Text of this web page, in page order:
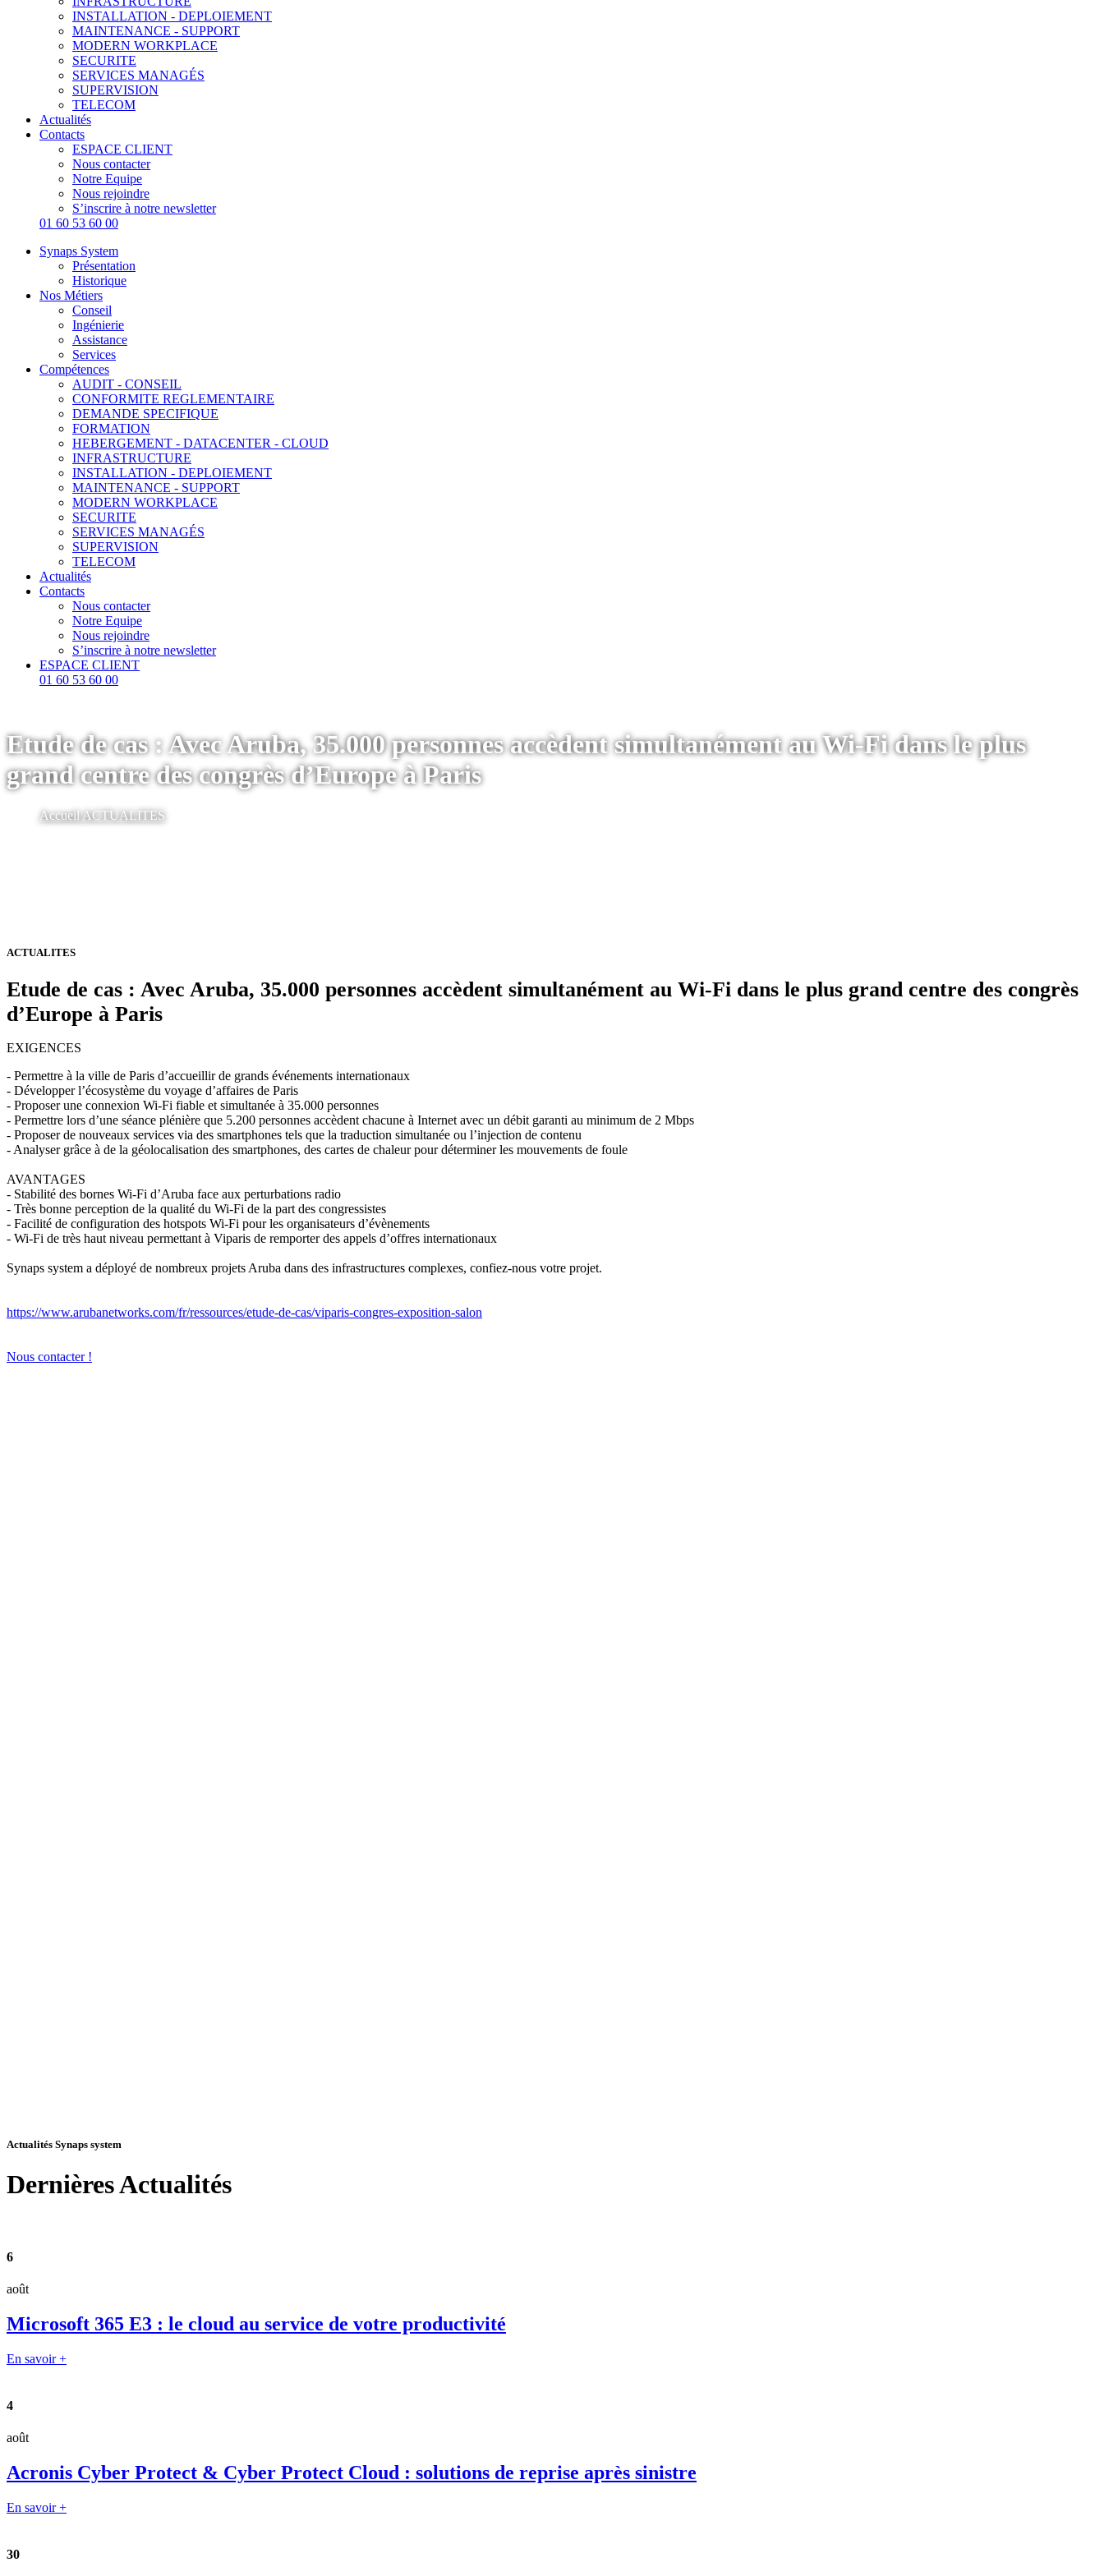
INSTALLATION - DEPLOIEMENT
MAINTENANCE - SUPPORT
MODERN WORKPLACE
SECURITE
SERVICES MANAGÉS
SUPERVISION
TELECOM
Actualités
Contacts
ESPACE CLIENT
Nous contacter
Notre Equipe
Nous rejoindre
S’inscrire à notre newsletter
01 60 53 60 00
Synaps System
Présentation
Historique
Nos Métiers
Conseil
Ingénierie
Assistance
Services
Compétences
AUDIT - CONSEIL
CONFORMITE REGLEMENTAIRE
DEMANDE SPECIFIQUE
FORMATION
HEBERGEMENT - DATACENTER - CLOUD
INFRASTRUCTURE
INSTALLATION - DEPLOIEMENT
MAINTENANCE - SUPPORT
MODERN WORKPLACE
SECURITE
SERVICES MANAGÉS
SUPERVISION
TELECOM
Actualités
Contacts
Nous contacter
Notre Equipe
Nous rejoindre
S’inscrire à notre newsletter
ESPACE CLIENT
01 60 53 60 00
Etude de cas : Avec Aruba, 35.000 personnes accèdent simultanément au Wi-Fi dans le plus
grand centre des congrès d’Europe à Paris
AccueilACTUALITES
ACTUALITES
Etude de cas : Avec Aruba, 35.000 personnes accèdent simultanément au Wi-Fi dans le plus grand centre des congrès
d’Europe à Paris
EXIGENCES
- Permettre à la ville de Paris d’accueillir de grands événements internationaux
- Développer l’écosystème du voyage d’affaires de Paris
- Proposer une connexion Wi-Fi fiable et simultanée à 35.000 personnes
- Permettre lors d’une séance plénière que 5.200 personnes accèdent chacune à Internet avec un débit garanti au minimum de 2 Mbps
- Proposer de nouveaux services via des smartphones tels que la traduction simultanée ou l’injection de contenu
- Analyser grâce à de la géolocalisation des smartphones, des cartes de chaleur pour déterminer les mouvements de foule
AVANTAGES
- Stabilité des bornes Wi-Fi d’Aruba face aux perturbations radio
- Très bonne perception de la qualité du Wi-Fi de la part des congressistes
- Facilité de configuration des hotspots Wi-Fi pour les organisateurs d’évènements
- Wi-Fi de très haut niveau permettant à Viparis de remporter des appels d’offres internationaux
Synaps system a déployé de nombreux projets Aruba dans des infrastructures complexes, confiez-nous votre projet.
https://www.arubanetworks.com/fr/ressources/etude-de-cas/viparis-congres-exposition-salon
Nous contacter !
Actualités Synaps system
DernièresActualités
6
août
Microsoft 365 E3 : le cloud au service de votre productivité
En savoir +
4
août
Acronis Cyber Protect & Cyber Protect Cloud : solutions de reprise après sinistre
En savoir +
30